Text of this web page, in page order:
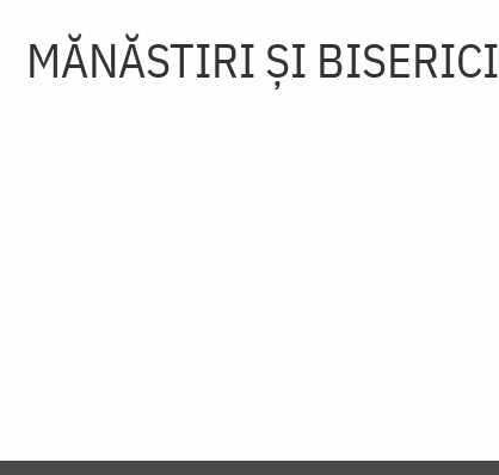
MĂNĂSTIRI ȘI BISERICI